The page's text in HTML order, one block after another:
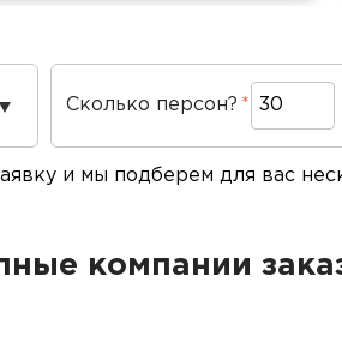
Сколько персон?
и мы подберем для вас
компании